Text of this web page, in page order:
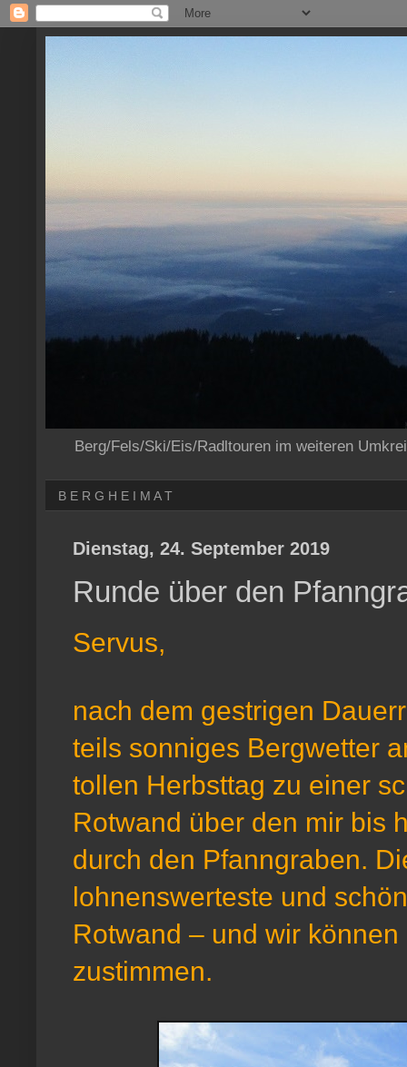
Berg/Fels/Ski/Eis/Radltouren im weiteren
B E R G H E I M A T
Dienstag, 24. September 2019
Runde über den
Servus,
nach dem gestrigen
teils sonniges Bergwetter
tollen Herbsttag zu einer
Rotwand über den mir bis
durch den Pfanngraben.
lohnenswerteste und
Rotwand – und wir
zustimmen.